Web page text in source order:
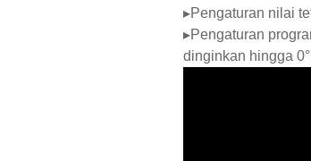
▸Pengaturan nilai
▸Pengaturan
dinginkan hingga